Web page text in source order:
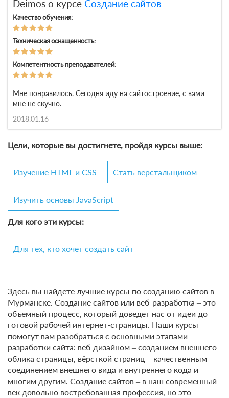
Deimos о курсе Создание сайтов
Качество обучения:
Техническая оснащенность:
Компетентность преподавателей:
Мне понравилось. Сегодня иду на сайтостроение, с вами
мне не скучно.
2018.01.16
Цели, которые вы достигнете, пройдя курсы выше:
Изучение HTML и CSS Стать верстальщиком
Изучить основы JavaScript
Для кого эти курсы:
Для тех, кто хочет создать сайт
Здесь вы найдете лучшие курсы по созданию сайтов в
Мурманске. Создание сайтов или веб-разработка – это
объемный процесс, который доведет нас от идеи до
готовой рабочей интернет-страницы. Наши курсы
помогут вам разобраться с основными этапами
разработки сайта: веб-дизайном – созданием внешнего
облика страницы, вёрсткой страниц – качественным
соединением внешнего вида и внутреннего кода и
многим другим. Создание сайтов – в наш современный
век довольно востребованная профессия, но это